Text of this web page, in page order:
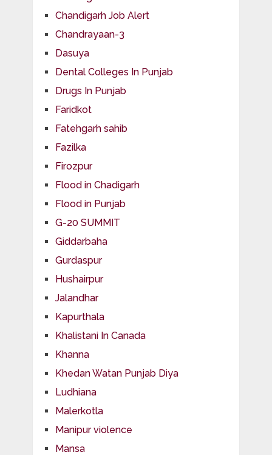
Chandigarh Job Alert
Chandrayaan-3
Dasuya
Dental Colleges In Punjab
Drugs In Punjab
Faridkot
Fatehgarh sahib
Fazilka
Firozpur
Flood in Chadigarh
Flood in Punjab
G-20 SUMMIT
Giddarbaha
Gurdaspur
Hushairpur
Jalandhar
Kapurthala
Khalistani In Canada
Khanna
Khedan Watan Punjab Diya
Ludhiana
Malerkotla
Manipur violence
Mansa